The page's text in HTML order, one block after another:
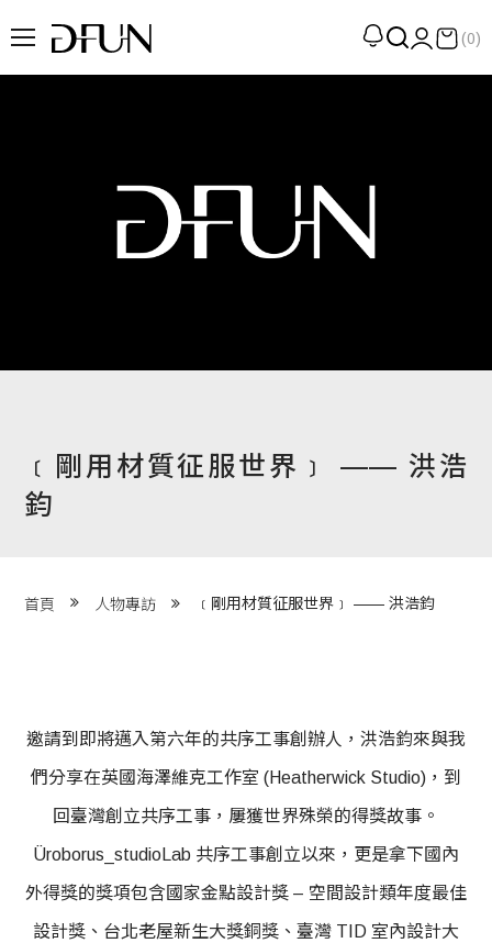
們 About DFUN
藏 Cover Archives
們 Contact Us
(0)
﹝剛用材質征服世界﹞ —— 洪浩
鈞
首頁 人物專訪 ﹝剛用材質征服世界﹞ —— 洪浩鈞
邀請到即將邁入第六年的共序工事創辦人，洪浩鈞來與我
們分享在英國海澤維克工作室 (Heatherwick Studio)，到
回臺灣創立共序工事，屢獲世界殊榮的得獎故事。
Üroborus_studioLab 共序工事創立以來，更是拿下國內
外得獎的獎項包含國家金點設計獎 – 空間設計類年度最佳
設計獎、台北老屋新生大獎銅獎、臺灣 TID 室內設計大